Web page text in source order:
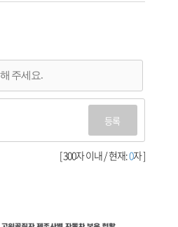
등록
[ 300자 이내 / 현재:0자 ]